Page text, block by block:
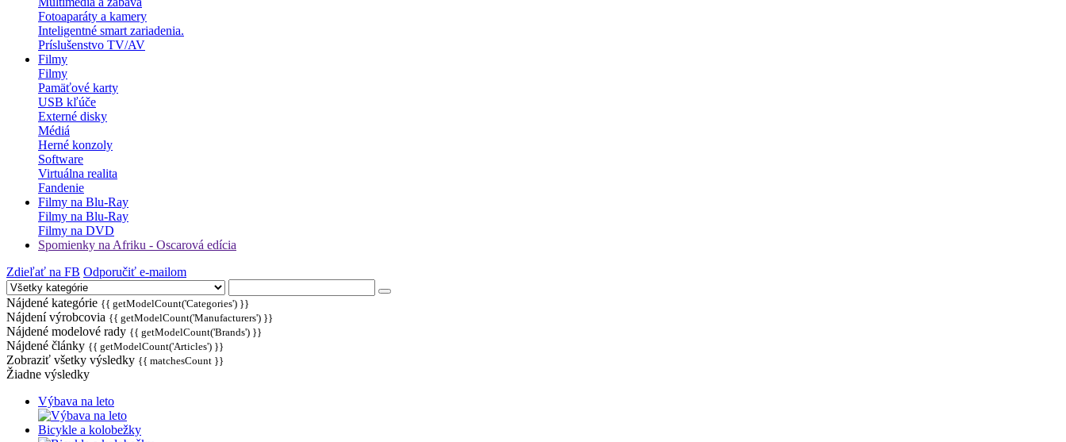
Fotoaparáty a kamery
Inteligentné smart zariadenia.
Príslušenstvo TV/AV
Filmy
Filmy
Pamäťové karty
USB kľúče
Externé disky
Médiá
Herné konzoly
Software
Virtuálna realita
Fandenie
Filmy na Blu-Ray
Filmy na Blu-Ray
Filmy na DVD
Spomienky na Afriku - Oscarová edícia
Zdieľať na FB Odporučiť e-mailom
Nájdené kategórie {{ getModelCount('Categories') }}
Nájdení výrobcovia {{ getModelCount('Manufacturers') }}
Nájdené modelové rady {{ getModelCount('Brands') }}
Nájdené články {{ getModelCount('Articles') }}
Zobraziť všetky výsledky {{ matchesCount }}
Žiadne výsledky
Výbava na leto
Bicykle a kolobežky